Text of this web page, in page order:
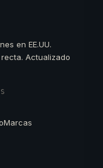
en EE.UU.
Actualizado
Marcas